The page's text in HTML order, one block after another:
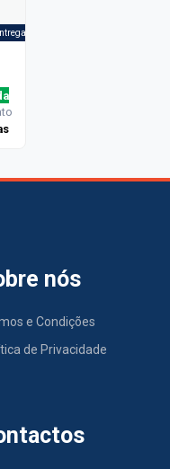
nós
e Condições
de Privacidade